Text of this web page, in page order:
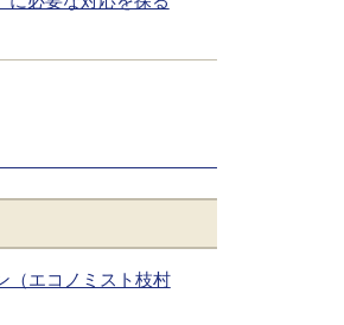
（エコノミスト枝村